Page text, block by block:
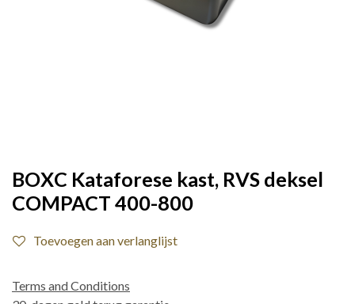
BOXC Kataforese kast, RVS deksel
COMPACT 400-800
Toevoegen aan verlanglijst
Terms and Conditions